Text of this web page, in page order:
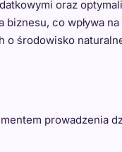
oraz
co wpływa
o środowisko
prowadzenia